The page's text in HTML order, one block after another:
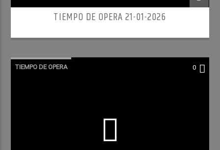
TIEMPO DE OPERA 21-01-2026
TIEMPO DE OPERA 0